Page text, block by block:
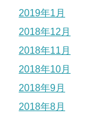
2019年1月
2018年12月
2018年11月
2018年10月
2018年9月
2018年8月